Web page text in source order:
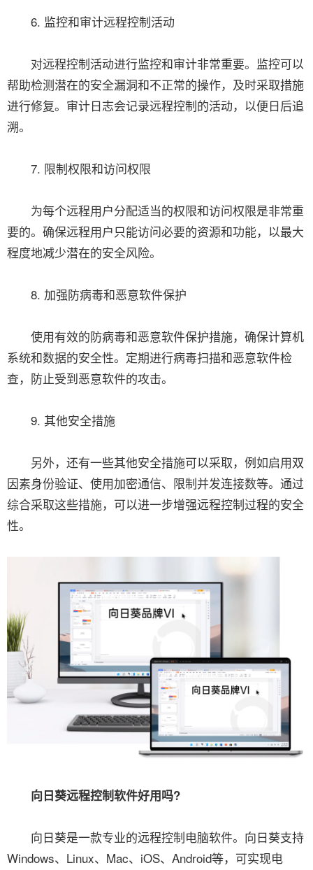
6. 监控和审计远程控制活动
对远程控制活动进行监控和审计非常重要。监控可以
帮助检测潜在的安全漏洞和不正常的操作，及时采取措施
进行修复。审计日志会记录远程控制的活动，以便日后追
溯。
7. 限制权限和访问权限
为每个远程用户分配适当的权限和访问权限是非常重
要的。确保远程用户只能访问必要的资源和功能，以最大
程度地减少潜在的安全风险。
8. 加强防病毒和恶意软件保护
使用有效的防病毒和恶意软件保护措施，确保计算机
系统和数据的安全性。定期进行病毒扫描和恶意软件检
查，防止受到恶意软件的攻击。
9. 其他安全措施
另外，还有一些其他安全措施可以采取，例如启用双
因素身份验证、使用加密通信、限制并发连接数等。通过
综合采取这些措施，可以进一步增强远程控制过程的安全
性。
向日葵远程控制软件好用吗?
向日葵是一款专业的远程控制电脑软件。向日葵支持
Windows、Linux、Mac、iOS、Android等，可实现电